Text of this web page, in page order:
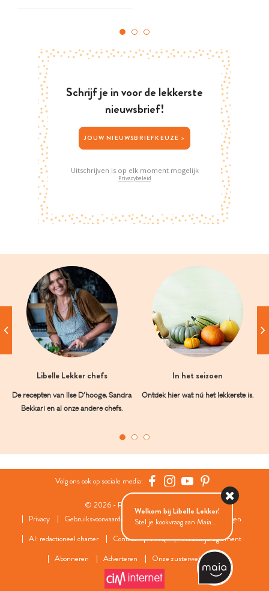
Schrijf je in voor de lekkerste
nieuwsbrief!
JOUW NIEUWSBRIEFKEUZE >
Uitschrijven is op elk moment mogelijk
Privacybeleid
Libelle Lekker chefs
De recepten van Ilse D’hooge, Sandra
Bekkari en al onze andere chefs.
In het seizoen
Ontdek hier wat nú het lekkerste is.
Volg ons ook op sociale media:
© 2026 - Roularta Media Group
Privacy
Gebruiksvoorwaarden Cookies
Cookies instellingen
AI: redactioneel charter
Contact FAQ
Wedstrijdreglement
Abonneren
Adverteren Onze zusterwebsites
Welkom bij Libelle Lekker!
Stel je kookvraag aan Maia...